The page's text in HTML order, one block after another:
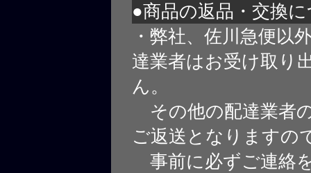
●商品の返品・交換
・弊社、佐川急便以
達業者はお受け取り
ん。
その他の配達業者
ご返送となりますの
事前に必ずご連絡